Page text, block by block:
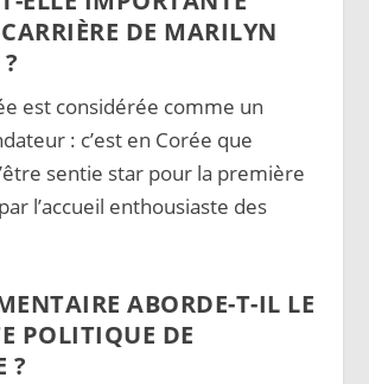
DE MARILYN
est considérée comme un
: c’est en Corée que
sentie star pour la première
l’accueil enthousiaste des
ABORDE-T-IL LE
POLITIQUE DE
?